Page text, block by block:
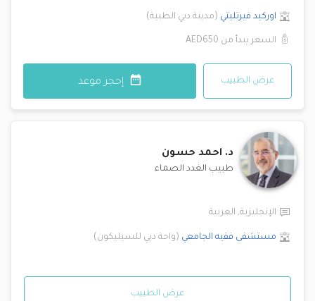
اوركيد فيرتليتي (مدينة دبي الطبية)
السعر يبدأ من AED650
عرض الطبيب إحجز موعد
د. احمد حسون
طبيب الغدد الصماء
الإنجليزية, العربية
مستشفى فقيه الجامعي (واحة دبي للسيليكون)
عرض الطبيب